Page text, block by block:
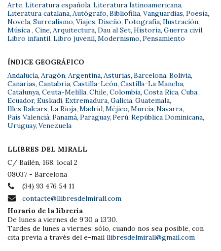
Arte, Literatura española, Literatura latinoamericana,
Literatura catalana, Autógrafo, Bibliofilia, Vanguardias, Poesía,
Novela, Surrealismo, Viajes, Diseño, Fotografía, Ilustración,
Música , Cine, Arquitectura, Dau al Set, Historia, Guerra civil,
Libro infantil, Libro juvenil, Modernismo, Pensamiento
ÍNDICE GEOGRÁFICO
Andalucía, Aragón, Argentina, Asturias, Barcelona, Bolivia,
Canarias, Cantabria, Castilla-León, Castilla-La Mancha,
Catalunya, Ceuta-Melilla, Chile, Colombia, Costa Rica, Cuba,
Ecuador, Euskadi, Extremadura, Galicia, Guatemala,
Illes Balears, La Rioja, Madrid, Méjico, Murcia, Navarra,
País Valencià, Panamá, Paraguay, Perú, República Dominicana,
Uruguay, Venezuela
LLIBRES DEL MIRALL
C/ Bailèn, 168, local 2
08037 - Barcelona
(34) 93 476 54 11
contacte@llibresdelmirall.com
Horario de la librería
De lunes a viernes de 9’30 a 13’30.
Tardes de lunes a viernes: sólo, cuando nos sea posible, con
cita previa a través del e-mail llibresdelmirall@gmail.com